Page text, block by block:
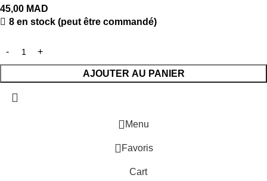
45,00 MAD
8 en stock (peut être commandé)
AJOUTER AU PANIER
Menu
Favoris
Cart